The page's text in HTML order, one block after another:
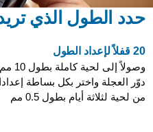
حدد الطول الذي
20 قفلاً لإعداد الطول
دوّر العجلة واختر بكل بساطة
من لحية لثلاثة أيام بطول 0.5 مم